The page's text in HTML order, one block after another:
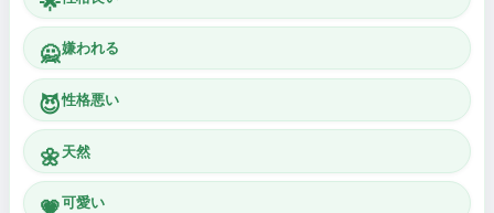
🙅嫌われる
😈性格悪い
🌼 天然
可愛い